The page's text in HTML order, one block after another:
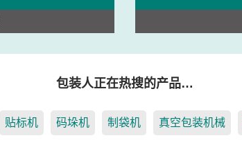
包装人正在热搜的产品…
贴标机 码垛机 制袋机 真空包装机械